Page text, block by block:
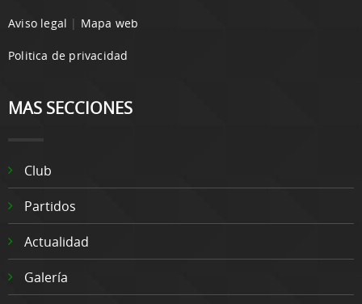
Aviso legal | Mapa web
Politica de privacidad
MAS SECCIONES
Club
Partidos
Actualidad
Galería